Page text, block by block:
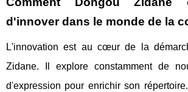
d'innover dans le monde de la
L'innovation est au cœur de la
Zidane. Il explore constamment de
d'expression pour enrichir son